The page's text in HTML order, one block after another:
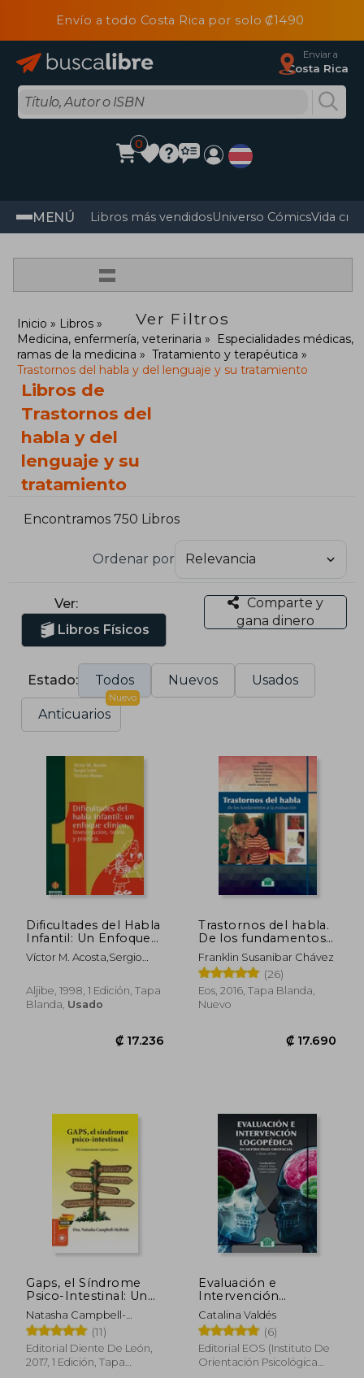
Envío a todo Costa Rica por solo ₡1490
Enviar a
Costa Rica
0
MENÚ Libros más vendidosUniverso CómicsVida
=
Ver Filtros
Inicio
Libros
Medicina, enfermería, veterinaria
Especialidades médicas,
ramas de la medicina
Tratamiento y terapéutica
Trastornos del habla y del lenguaje y su tratamiento
Libros de
Trastornos del
habla y del
lenguaje y su
tratamiento
Encontramos 750 Libros
Ordenar por
Ver:
Libros Físicos
Comparte y
gana dinero
Estado: Todos Nuevos Usados
Anticuarios
Nuevo
Dificultades del Habla
Infantil: Un Enfoque
Clínico: Investigación,
Teoría y Práctica
Víctor M. Acosta,Sergio
Aljibe, 1998, 1 Edición, Tapa
Blanda, Usado
Trastornos del habla.
De los fundamentos a
la evaluación
Franklin Susanibar Chávez
(26)
Eos, 2016, Tapa Blanda,
Nuevo
Gaps, el Síndrome
Psico-Intestinal: Un
Tratamiento Natural
Para el Autismo, la
Dispraxia, el Trastorno
por Déficit de
Atención con o sin. Y
Natasha Campbell-
McBride
(11)
Editorial Diente De León,
2017, 1 Edición, Tapa
Evaluación e
Intervención
Logopédica en
Motricidad Orofacial y
Áreas Afines
Catalina Valdés
(6)
Editorial EOS (Instituto De
Orientación Psicológica